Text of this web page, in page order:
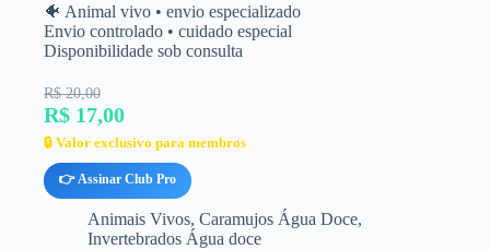
🐠 Animal vivo • envio especializado
Envio controlado • cuidado especial
Disponibilidade sob consulta
R$ 20,00
R$ 17,00
🔒 Valor exclusivo para membros
👉 Assinar Club Pro
Animais Vivos, Caramujos Água Doce,
Invertebrados Água doce